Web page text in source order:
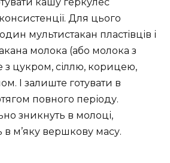
Для цього
мультистакан пластівців і
молока (або молока з
з цукром, сіллю, корицею,
І залиште готувати в
повного періоду.
зникнуть в молоці,
м’яку вершкову масу.